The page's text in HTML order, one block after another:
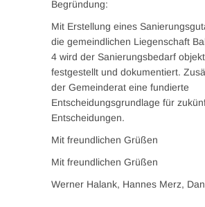
Begründung:
Mit Erstellung eines
die gemeindlichen Liegenschaft
4 wird der Sanierungsbedarf
festgestellt und dokumentiert.
der Gemeinderat eine fundierte
Entscheidungsgrundlage für
Entscheidungen.
Mit freundlichen Grüßen
Mit freundlichen Grüßen
Werner Halank, Hannes Merz,